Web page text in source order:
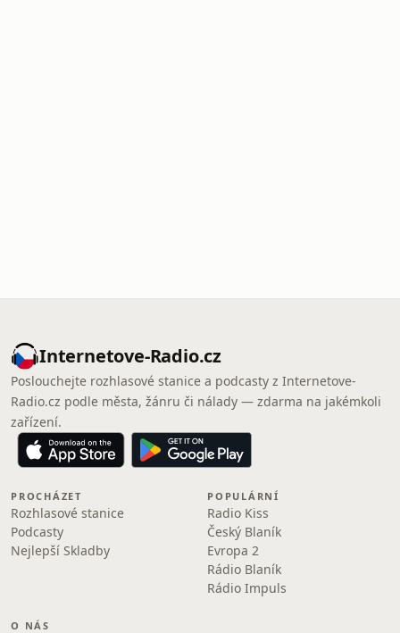
Internetove-Radio.cz
Poslouchejte rozhlasové stanice a podcasty z Internetove-
Radio.cz podle města, žánru či nálady — zdarma na jakémkoli
zařízení.
PROCHÁZET
Rozhlasové stanice
Podcasty
Nejlepší Skladby
POPULÁRNÍ
Radio Kiss
Český Blaník
Evropa 2
Rádio Blaník
Rádio Impuls
O NÁS